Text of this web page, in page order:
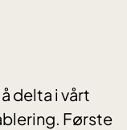
delta i vårt
Første